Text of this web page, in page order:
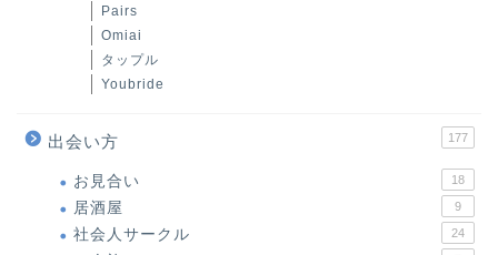
Pairs
Omiai
タップル
Youbride
出会い方 177
お見合い 18
居酒屋 9
社会人サークル 24